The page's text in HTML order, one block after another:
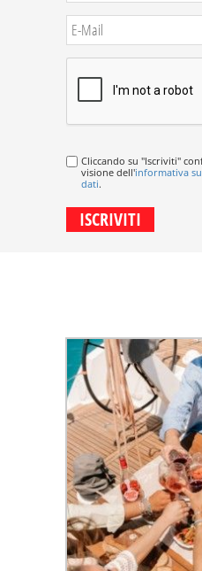
Cliccando su "Iscriviti"
visione dell'informativa
dati.